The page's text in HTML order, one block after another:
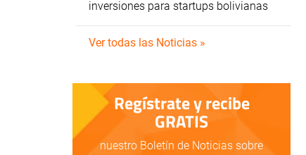
inversiones para startups bolivianas
Ver todas las Noticias »
Regístrate y recibe
GRATIS
nuestro Boletín de Noticias sobre